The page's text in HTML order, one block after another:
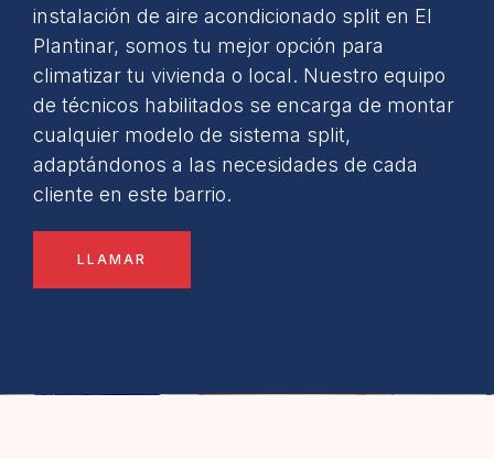
instalación de aire acondicionado split en El
Plantinar, somos tu mejor opción para
climatizar tu vivienda o local. Nuestro equipo
de técnicos habilitados se encarga de montar
cualquier modelo de sistema split,
adaptándonos a las necesidades de cada
cliente en este barrio.
LLAMAR